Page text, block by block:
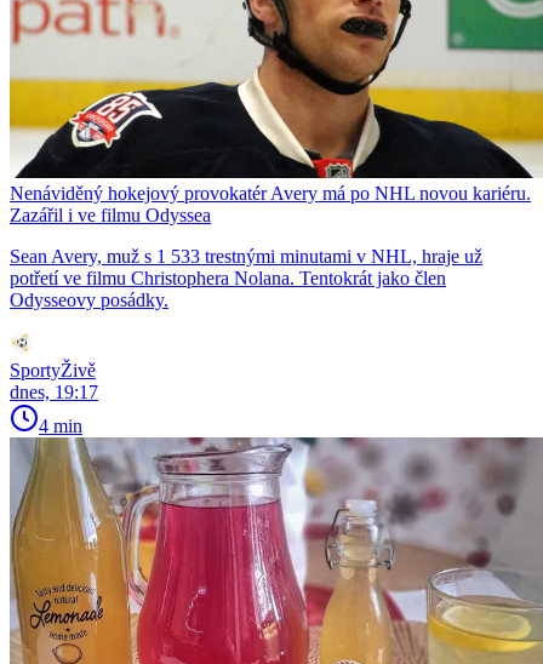
Nenáviděný hokejový provokatér Avery má po NHL novou kariéru.
Zazářil i ve filmu Odyssea
Sean Avery, muž s 1 533 trestnými minutami v NHL, hraje už
potřetí ve filmu Christophera Nolana. Tentokrát jako člen
Odysseovy posádky.
SportyŽivě
dnes, 19:17
4 min